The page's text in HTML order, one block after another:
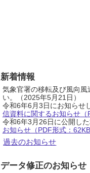
新着情報
気象官署の移転及び風向
い。（2025年5月21日）
令和6年6月3日にお知らせ
信資料に関するお知らせ（
令和6年3月26日に公開し
お知らせ（PDF形式：62KB
過去のお知らせ
データ修正のお知らせ